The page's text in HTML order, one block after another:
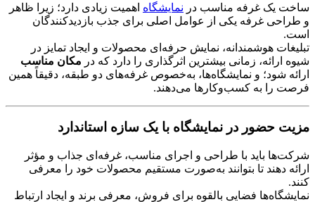
ساخت یک غرفه مناسب در نمایشگاه اهمیت زیادی دارد؛ زیرا ظاهر
و طراحی غرفه یکی از عوامل اصلی برای جذب بازدیدکنندگان
است.
تبلیغات هوشمندانه، نمایش حرفه‌ای محصولات و ایجاد تمایز در
شیوه ارائه، زمانی بیشترین اثرگذاری را دارد که در مکان مناسب
ارائه شود؛ و نمایشگاه‌ها، به‌خصوص غرفه‌های دو طبقه، دقیقاً همین
فرصت را به کسب‌وکارها می‌دهند.
مزیت حضور در نمایشگاه با یک سازه استاندارد
شرکت‌ها باید با طراحی و اجرای مناسب، غرفه‌ای جذاب و مؤثر
ارائه دهند تا بتوانند به‌صورت مستقیم محصولات خود را معرفی
کنند.
نمایشگاه‌ها فضایی بالقوه برای فروش، معرفی برند و ایجاد ارتباط